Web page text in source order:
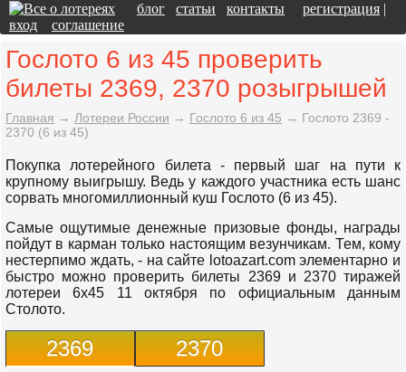
блог статьи контакты регистрация |
вход
соглашение
Гослото 6 из 45 проверить
билеты 2369, 2370 розыгрышей
Главная → Лотереи России → Гослото 6 из 45 → Гослото 2369 -
2370 (6 из 45)
Покупка лотерейного билета - первый шаг на пути к
крупному выигрышу. Ведь у каждого участника есть шанс
сорвать многомиллионный куш Гослото (6 из 45).
Самые ощутимые денежные призовые фонды, награды
пойдут в карман только настоящим везунчикам. Тем, кому
нестерпимо ждать, - на сайте lotoazart.com элементарно и
быстро можно проверить билеты 2369 и 2370 тиражей
лотереи 6x45 11 октября по официальным данным
Столото.
2369 2370